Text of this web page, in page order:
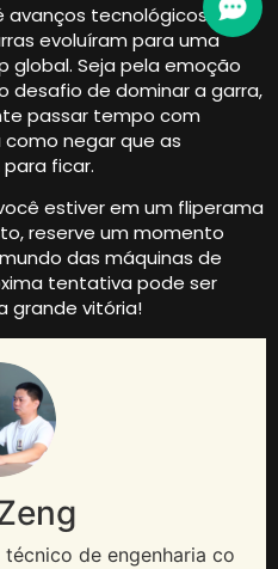
avanços tecnológicos
evoluíram para uma
global. Seja pela emoção
desafio de dominar a garra,
passar tempo com
negar que as
ficar.
estiver em um fliperama
reserve um momento
das máquinas de
tentativa pode ser
grande vitória!
técnico de engenharia co